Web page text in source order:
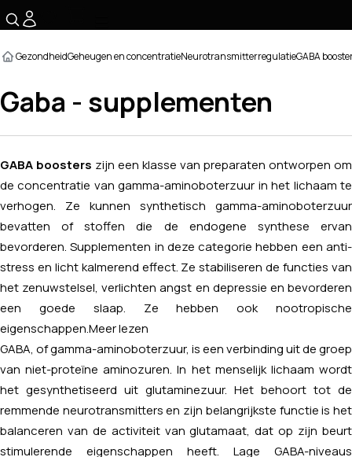
GezondheidGeheugen en concentratieNeurotransmitterregulatieGABA
Gaba - supplementen
GABA boosters zijn een klasse van preparaten ontworpen om
de concentratie van gamma-aminoboterzuur in het lichaam te
verhogen. Ze kunnen synthetisch gamma-aminoboterzuur
bevatten of stoffen die de endogene synthese ervan
bevorderen. Supplementen in deze categorie hebben een anti-
stress en licht kalmerend effect. Ze stabiliseren de functies van
het zenuwstelsel, verlichten angst en depressie en bevorderen
een goede slaap. Ze hebben ook nootropische
eigenschappen. Meer lezen
GABA, of gamma-aminoboterzuur, is een verbinding uit de groep
van niet-proteïne aminozuren. In het menselijk lichaam wordt
het gesynthetiseerd uit glutaminezuur. Het behoort tot de
remmende neurotransmitters en zijn belangrijkste functie is het
balanceren van de activiteit van glutamaat, dat op zijn beurt
stimulerende eigenschappen heeft. Lage GABA-niveaus